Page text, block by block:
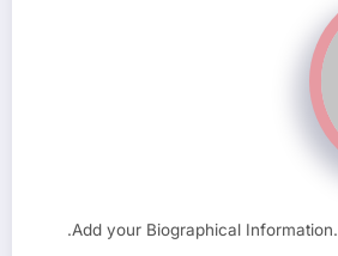
Add your Biographical Information.